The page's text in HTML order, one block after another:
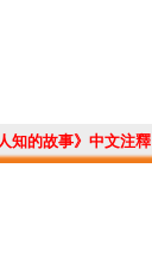
知的故事》中文注釋